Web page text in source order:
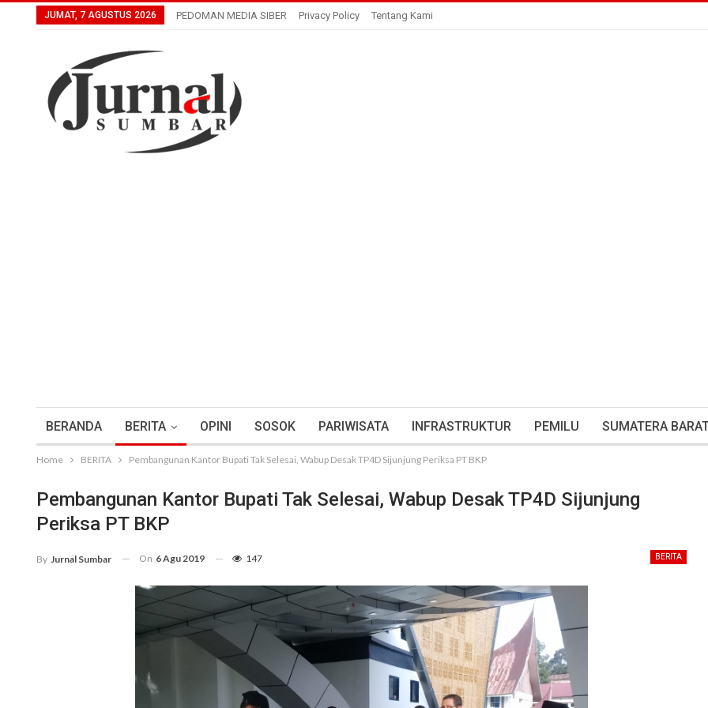
JUMAT, 7 AGUSTUS 2026 PEDOMAN MEDIA SIBER Privacy Policy Tentang Kami
BERANDA BERITA OPINI SOSOK PARIWISATA INFRASTRUKTUR PEMILU SUMATERA
Home BERITA Pembangunan Kantor Bupati Tak Selesai, Wabup Desak TP4D Sijunjung Periksa PT BKP
Pembangunan Kantor Bupati Tak Selesai, Wabup Desak TP4D Sijunjung
Periksa PT BKP
BERITA
By Jurnal Sumbar On 6 Agu 2019 147